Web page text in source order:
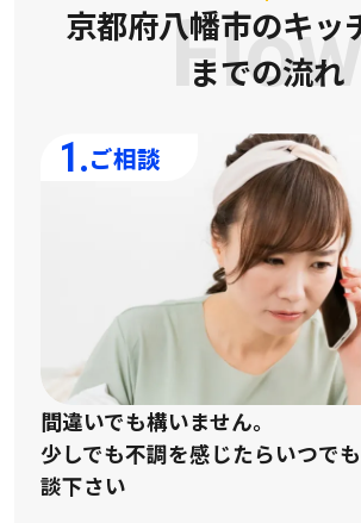
京都府八幡市のキッ
までの流れ
1.ご相談
間違いでも構いません。
少しでも不調を感じたらいつで
談下さい